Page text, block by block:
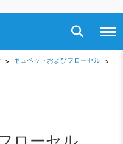
キュベットおよびフローセル